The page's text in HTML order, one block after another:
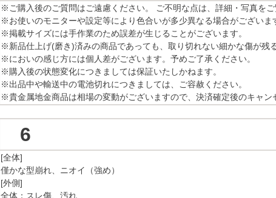
※ご購入後のご質問はご遠慮ください。 ご不明な点は、詳細・写真をご
※お使いのモニターや設定等により色合いが多少異なる場合がございま
※掲載サイズには手作業のため誤差が生じることがございます。
※新品仕上げ(磨き)済みの商品であっても、取り切れない細かな傷が残
※においの感じ方には個人差がございます。予めご了承ください。
※購入後の状態変化につきましては保証いたしかねます。
※出品中や輸送中の電池切れにつきましては、ご容赦ください。
※貴金属地金商品は相場の変動がございますので、決済確定後のキャン
6
[全体]
僅かな型崩れ、ニオイ（強め）
[外側]
全体：スレ傷、汚れ